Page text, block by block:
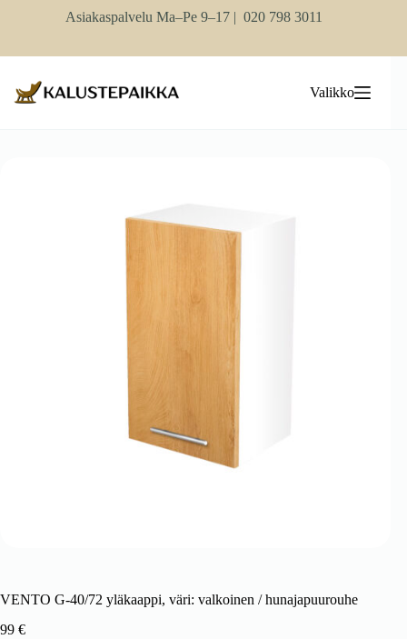
Asiakaspalvelu Ma–Pe 9–17 | 020 798 3011
Valikko
VENTO G-40/72 yläkaappi, väri: valkoinen / hunajapuurouhe
99 €